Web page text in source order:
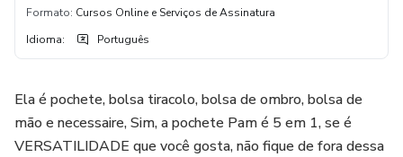
Formato: Cursos Online e Serviços de Assinatura
Idioma: Português
Ela é pochete, bolsa tiracolo, bolsa de ombro, bolsa de
mão e necessaire, Sim, a pochete Pam é 5 em 1, se é
VERSATILIDADE que você gosta, não fique de fora dessa